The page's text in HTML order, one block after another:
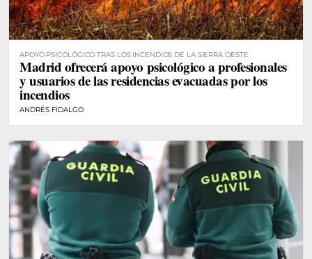
APOYO PSICOLÓGICO TRAS LOS INCENDIOS DE LA SIERRA OESTE
Madrid ofrecerá apoyo psicológico a profesionales
y usuarios de las residencias evacuadas por los
incendios
ANDRÉS FIDALGO